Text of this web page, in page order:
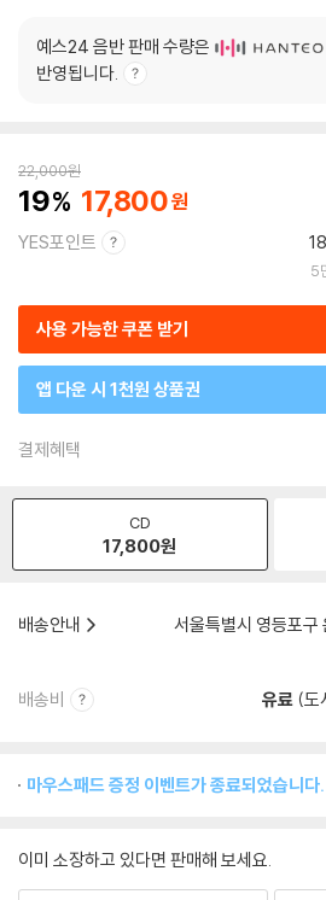
예스24 음반 판매 수량은
반영됩니다.
22,000원
19 17,800
YES포인트
5
사용 가능한 쿠폰 받기
앱 다운 시 1천원 상품권
결제혜택
CD
17,800원
배송안내
서울특별시 영등포구
배송비 유료 (도
마우스패드 증정 이벤트가 종료되었습니다.
이미 소장하고 있다면 판매해 보세요.